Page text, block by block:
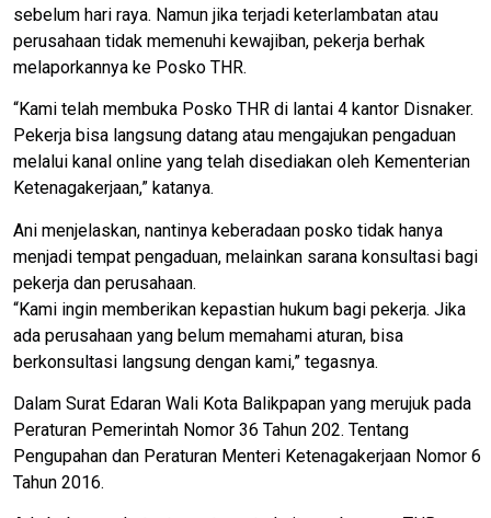
sebelum hari raya. Namun jika terjadi keterlambatan atau
perusahaan tidak memenuhi kewajiban, pekerja berhak
melaporkannya ke Posko THR.
“Kami telah membuka Posko THR di lantai 4 kantor Disnaker.
Pekerja bisa langsung datang atau mengajukan pengaduan
melalui kanal online yang telah disediakan oleh Kementerian
Ketenagakerjaan,” katanya.
Ani menjelaskan, nantinya keberadaan posko tidak hanya
menjadi tempat pengaduan, melainkan sarana konsultasi bagi
pekerja dan perusahaan.
“Kami ingin memberikan kepastian hukum bagi pekerja. Jika
ada perusahaan yang belum memahami aturan, bisa
berkonsultasi langsung dengan kami,” tegasnya.
Dalam Surat Edaran Wali Kota Balikpapan yang merujuk pada
Peraturan Pemerintah Nomor 36 Tahun 202. Tentang
Pengupahan dan Peraturan Menteri Ketenagakerjaan Nomor 6
Tahun 2016.